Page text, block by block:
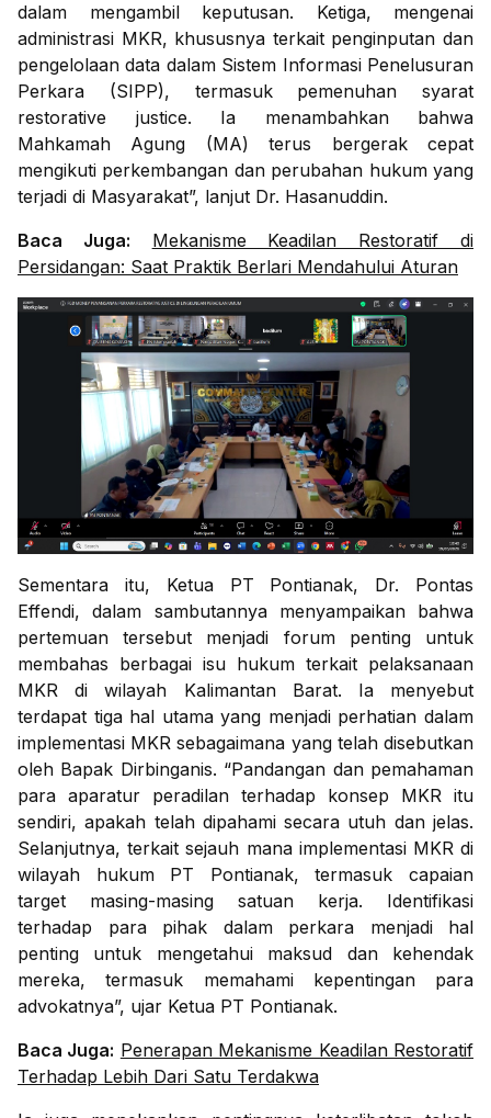
dalam mengambil keputusan. Ketiga, mengenai
administrasi MKR, khususnya terkait penginputan dan
pengelolaan data dalam Sistem Informasi Penelusuran
Perkara (SIPP), termasuk pemenuhan syarat
restorative justice. Ia menambahkan bahwa
Mahkamah Agung (MA) terus bergerak cepat
mengikuti perkembangan dan perubahan hukum yang
terjadi di Masyarakat”, lanjut Dr. Hasanuddin.
Baca Juga:
Mekanisme Keadilan Restoratif di
Persidangan: Saat Praktik Berlari Mendahului Aturan
Sementara itu, Ketua PT Pontianak, Dr. Pontas
Effendi, dalam sambutannya menyampaikan bahwa
pertemuan tersebut menjadi forum penting untuk
membahas berbagai isu hukum terkait pelaksanaan
MKR di wilayah Kalimantan Barat. Ia menyebut
terdapat tiga hal utama yang menjadi perhatian dalam
implementasi MKR sebagaimana yang telah disebutkan
oleh Bapak Dirbinganis. “Pandangan dan pemahaman
para aparatur peradilan terhadap konsep MKR itu
sendiri, apakah telah dipahami secara utuh dan jelas.
Selanjutnya, terkait sejauh mana implementasi MKR di
wilayah hukum PT Pontianak, termasuk capaian
target masing-masing satuan kerja. Identifikasi
terhadap para pihak dalam perkara menjadi hal
penting untuk mengetahui maksud dan kehendak
mereka, termasuk memahami kepentingan para
advokatnya”, ujar Ketua PT Pontianak.
Baca Juga: Penerapan Mekanisme Keadilan Restoratif
Terhadap Lebih Dari Satu Terdakwa